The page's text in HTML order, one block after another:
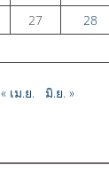
27 28
« เม.ย. มิ.ย. »